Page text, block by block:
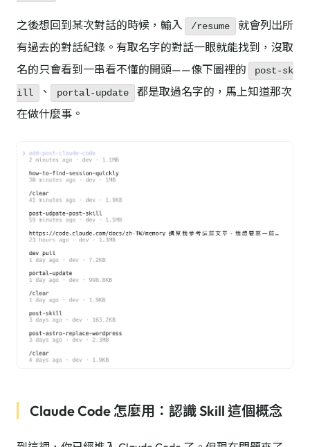
之後想回到某次對話的時候，輸入 /resume
就會列出所
有過去的對話紀錄。有取名字的對話一眼就能找到，沒取
名的只會看到一串看不懂的開頭——像下圖裡的
post-sk
ill
、 portal-update
都是取過名字的，馬上知道那次
在做什麼事。
Claude Code 怎麼用：認識 Skill 這個概念